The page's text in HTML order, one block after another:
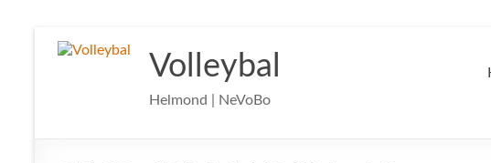
naar
Volleybal
Helmond | NeVoBo